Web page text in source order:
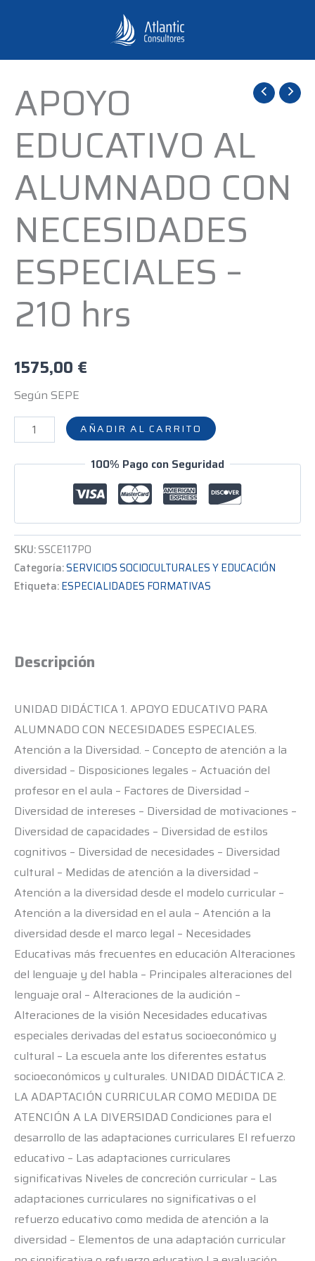
APOYO
EDUCATIVO AL
ALUMNADO CON
NECESIDADES
ESPECIALES –
210 hrs
1575,00 €
Según SEPE
APOYO
EDUCATIVO
AL
ALUMNADO
CON
NECESIDADES
ESPECIALES
hrs
AÑADIR AL CARRITO
100% Pago con Seguridad
SKU:SSCE117PO
Categoría:SERVICIOS SOCIOCULTURALES Y EDUCACIÓN
Etiqueta:ESPECIALIDADES FORMATIVAS
Descripción
UNIDAD DIDÁCTICA 1. APOYO EDUCATIVO PARA
ALUMNADO CON NECESIDADES ESPECIALES.
Atención a la Diversidad. – Concepto de atención a la
diversidad – Disposiciones legales – Actuación del
profesor en el aula – Factores de Diversidad –
Diversidad de intereses – Diversidad de motivaciones –
Diversidad de capacidades – Diversidad de estilos
cognitivos – Diversidad de necesidades – Diversidad
cultural – Medidas de atención a la diversidad –
Atención a la diversidad desde el modelo curricular –
Atención a la diversidad en el aula – Atención a la
diversidad desde el marco legal – Necesidades
Educativas más frecuentes en educación Alteraciones
del lenguaje y del habla – Principales alteraciones del
lenguaje oral – Alteraciones de la audición –
Alteraciones de la visión Necesidades educativas
especiales derivadas del estatus socioeconómico y
cultural – La escuela ante los diferentes estatus
socioeconómicos y culturales. UNIDAD DIDÁCTICA 2.
LA ADAPTACIÓN CURRICULAR COMO MEDIDA DE
ATENCIÓN A LA DIVERSIDAD Condiciones para el
desarrollo de las adaptaciones curriculares El refuerzo
educativo – Las adaptaciones curriculares
significativas Niveles de concreción curricular – Las
adaptaciones curriculares no significativas o el
refuerzo educativo como medida de atención a la
diversidad – Elementos de una adaptación curricular